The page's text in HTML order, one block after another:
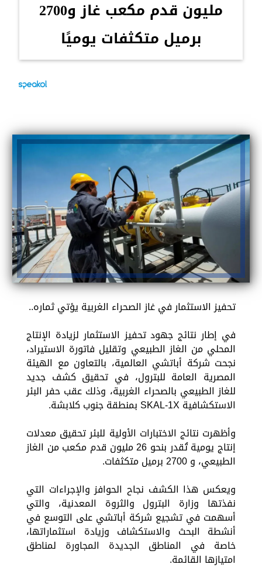
مليون قدم مكعب غاز و2700
برميل متكثفات يوميًا
تحفيز الاستثمار في غاز الصحراء الغربية يؤتي ثماره..
في إطار نتائج جهود تحفيز الاستثمار لزيادة الإنتاج
المحلي من الغاز الطبيعي وتقليل فاتورة الاستيراد،
نجحت شركة أباتشي العالمية، بالتعاون مع الهيئة
المصرية العامة للبترول، في تحقيق كشف جديد
للغاز الطبيعي بالصحراء الغربية، وذلك عقب حفر البئر
الاستكشافية SKAL-1X بمنطقة جنوب كلابشة.
وأظهرت نتائج الاختبارات الأولية للبئر تحقيق معدلات
إنتاج يومية تُقدر بنحو 26 مليون قدم مكعب من الغاز
الطبيعي، و 2700 برميل متكثفات.
ويعكس هذا الكشف نجاح الحوافز والإجراءات التي
نفذتها وزارة البترول والثروة المعدنية، والتي
أسهمت في تشجيع شركة أباتشي على التوسع في
أنشطة البحث والاستكشاف وزيادة استثماراتها،
خاصة في المناطق الجديدة المجاورة لمناطق
امتيازها القائمة.